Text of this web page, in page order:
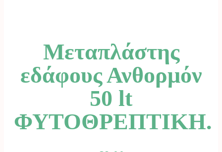
Μεταπλάστης
εδάφους Ανθορμόν
50 lt
ΦΥΤΟΘΡΕΠΤΙΚΗ.